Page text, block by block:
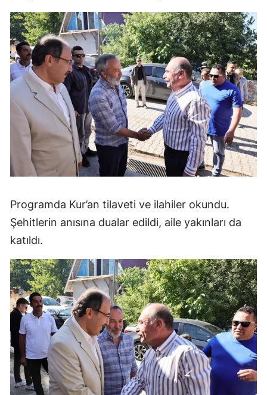
Programda Kur’an tilaveti ve ilahiler okundu.
Şehitlerin anısına dualar edildi, aile yakınları da
katıldı.